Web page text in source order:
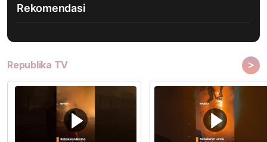
Rekomendasi
Republika TV >